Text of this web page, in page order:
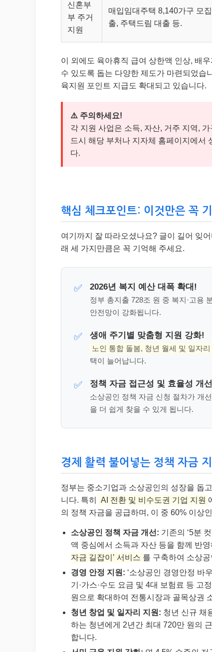
신혼부
부 주거
지원
매입임대주택 8,140가구 모
출, 주택드림 대출 등.
이 외에도 육아휴직 급여 상한액 인상, 배
수 있도록 돕는 다양한 제도가 마련되었습
육지원 포인트 지급도 확대되고 있습니다.
⚠️ 주의하세요!
각 지원 사업은 소득, 자산, 거주 지역,
드시 해당 부처나 지자체 홈페이지에서
다.
핵심 체크포인트: 이것만은 꼭
여기까지 잘 따라오셨나요? 글이 길어 잊
래 세 가지만큼은 꼭 기억해 주세요.
✅ 2026년 복지 예산 대폭 확대!
정부 총지출 728조 원 중 복지·고용
안전망이 강화됩니다.
✅ 생애 주기별 맞춤형 지원 강화!
노인 통합 돌봄, 청년 월세 및 일자
택이 늘어납니다.
✅ 정책 자금 접근성 및 효율성 개
소상공인 정책 자금 신청 절차가 개
을 더 쉽게 찾을 수 있게 됩니다.
경제 활력 불어넣는 정책 자금
정부는 중소기업과 소상공인의 성장을 돕
니다. 특히
AI 전환 및 비수도권 기업 지원
의 정책 자금을 공급하며, 이 중 60% 이상
소상공인 정책 자금 개선: 기존의 ‘5분
액 중심에서 소득과 자산 등을 함께 반
자금 길잡이’ 서비스 를 구축하여 소상
경영 안정 지원: ‘소상공인 경영안정 바
기·가스·수도 요금 및 4대 보험료 등 고
원으로 확대하여 전통시장과 골목상권
청년 창업 및 일자리 지원: 청년 신규 채
하는 청년에게 2년간 최대 720만 원의
합니다.